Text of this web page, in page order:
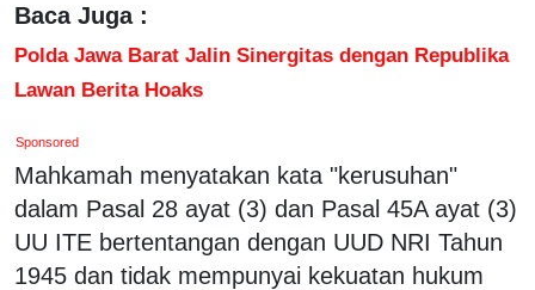
Baca Juga :
Polda Jawa Barat Jalin Sinergitas dengan Republika
Lawan Berita Hoaks
Sponsored
Mahkamah menyatakan kata "kerusuhan"
dalam Pasal 28 ayat (3) dan Pasal 45A ayat (3)
UU ITE bertentangan dengan UUD NRI Tahun
1945 dan tidak mempunyai kekuatan hukum